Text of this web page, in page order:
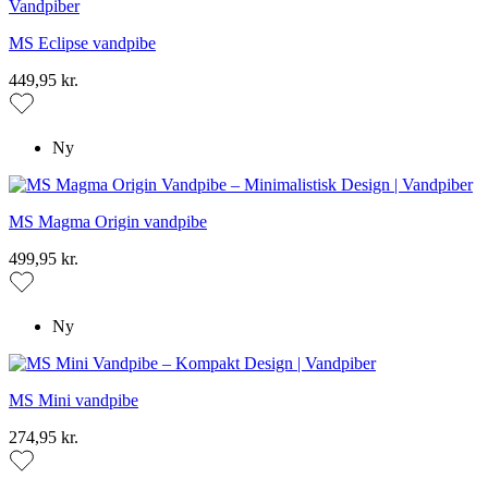
MS Eclipse vandpibe
449,95 kr.
Ny
MS Magma Origin vandpibe
499,95 kr.
Ny
MS Mini vandpibe
274,95 kr.